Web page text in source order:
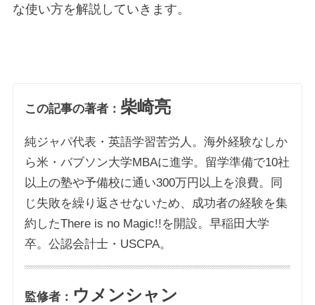
な使い方を解説していきます。
この記事の著者： 柴崎亮
純ジャパ代表・英語学習苦労人。海外経験なしか
ら米・バブソン大学MBAに進学。留学準備で10社
以上の塾や予備校に通い300万円以上を浪費。同
じ失敗を繰り返させないため、成功者の経験を集
約したThere is no Magic!!を開設。早稲田大学
卒。公認会計士・USCPA。
監修者： ウメンシャン